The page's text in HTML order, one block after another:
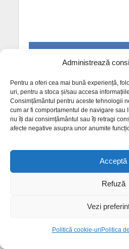
Administrează
Pentru a oferi cea mai bună experiență,
uri, pentru a stoca și/sau accesa
Consimțământul pentru aceste tehnologii
cum ar fi comportamentul de navigare sau
nu îți dai consimțământul sau îți retragi
afecte negative asupra unor anumite
Acceptă
Refuză
Vezi
Politică cookie-uriPolitica
Sugălete. ”De acest lucru nu
Balanel si Miaunel laAtacuri
Telciu. Primăria cere măsuri
Oltean RlaProbleme cu
Precizări
Precizări privind